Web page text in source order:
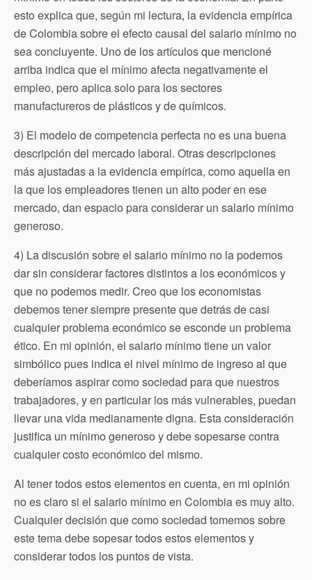
esto explica que, según mi lectura, la evidencia empírica
de Colombia sobre el efecto causal del salario mínimo no
sea concluyente. Uno de los artículos que mencioné
arriba indica que el mínimo afecta negativamente el
empleo, pero aplica solo para los sectores
manufactureros de plásticos y de químicos.
3) El modelo de competencia perfecta no es una buena
descripción del mercado laboral. Otras descripciones
más ajustadas a la evidencia empírica, como aquella en
la que los empleadores tienen un alto poder en ese
mercado, dan espacio para considerar un salario mínimo
generoso.
4) La discusión sobre el salario mínimo no la podemos
dar sin considerar factores distintos a los económicos y
que no podemos medir. Creo que los economistas
debemos tener siempre presente que detrás de casi
cualquier problema económico se esconde un problema
ético. En mi opinión, el salario mínimo tiene un valor
simbólico pues indica el nivel mínimo de ingreso al que
deberíamos aspirar como sociedad para que nuestros
trabajadores, y en particular los más vulnerables, puedan
llevar una vida medianamente digna. Esta consideración
justifica un mínimo generoso y debe sopesarse contra
cualquier costo económico del mismo.
Al tener todos estos elementos en cuenta, en mi opinión
no es claro si el salario mínimo en Colombia es muy alto.
Cualquier decisión que como sociedad tomemos sobre
este tema debe sopesar todos estos elementos y
considerar todos los puntos de vista.